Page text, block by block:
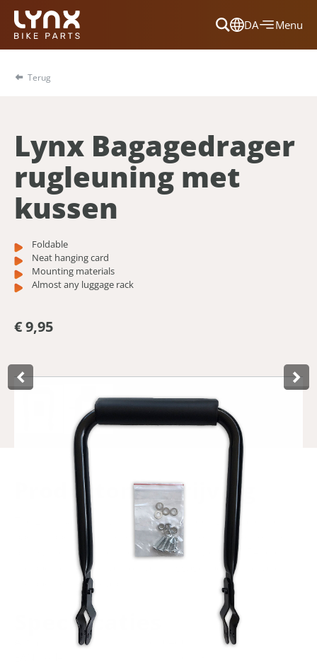
DA
Dansk
Nederlands
Menu
Terug
Lynx Bagagedrager
rugleuning met
kussen
Foldable
Neat hanging card
Mounting materials
Almost any luggage rack
€ 9,95
Product­omschrijving
The Lynx backrest with cushion provides good and soft
back support for children who can sit on the back of the
bike without a bicycle seat. Due to its width of 15–16 cm,
the backrest fits on almost any luggage rack. Also handy,
the backrest is foldable.
Specificaties